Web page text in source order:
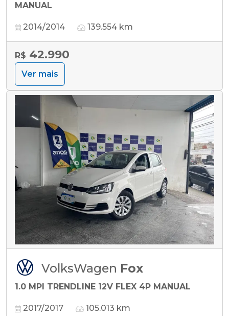
MANUAL
2014/2014 139.554 km
R$ 42.990
Ver mais
VolksWagen Fox
1.0 MPI TRENDLINE 12V FLEX 4P MANUAL
2017/2017 105.013 km